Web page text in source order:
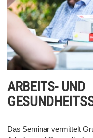
ARBEITS- UND
Das Seminar vermittelt